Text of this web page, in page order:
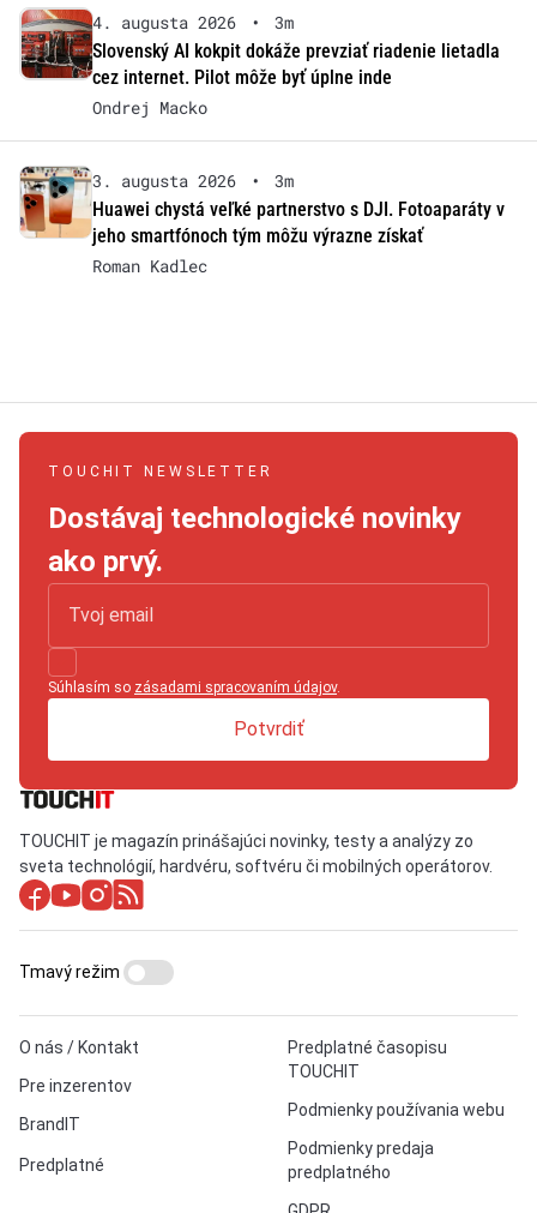
4. augusta 2026 •
3m
Slovenský AI kokpit dokáže prevziať riadenie lietadla
cez internet. Pilot môže byť úplne inde
Ondrej Macko
3. augusta 2026 •
3m
Huawei chystá veľké partnerstvo s DJI. Fotoaparáty v
jeho smartfónoch tým môžu výrazne získať
Roman Kadlec
TOUCHIT NEWSLETTER
Dostávaj technologické novinky
ako prvý.
Súhlasím so zásadami spracovaním údajov.
Potvrdiť
TOUCHIT je magazín prinášajúci novinky, testy a analýzy zo
sveta technológií, hardvéru, softvéru či mobilných operátorov.
O nás / Kontakt
Pre inzerentov
BrandIT
Predplatné
Predplatné časopisu
TOUCHIT
Podmienky používania webu
Podmienky predaja
predplatného
Tmavý režim